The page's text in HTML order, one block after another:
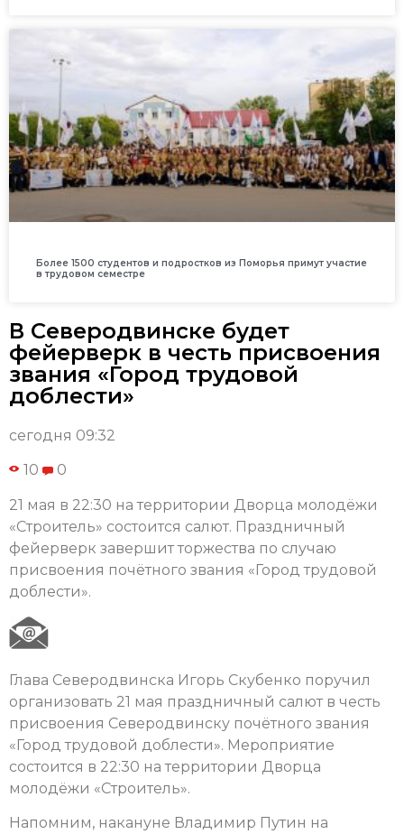
Более 1500 студентов и подростков из Поморья примут участие
в трудовом семестре
В Северодвинске будет
фейерверк в честь присвоения
звания «Город трудовой
доблести»
сегодня 09:32
10 0
21 мая в 22:30 на территории Дворца молодёжи
«Строитель» состоится салют. Праздничный
фейерверк завершит торжества по случаю
присвоения почётного звания «Город трудовой
доблести».
Глава Северодвинска Игорь Скубенко поручил
организовать 21 мая праздничный салют в честь
присвоения Северодвинску почётного звания
«Город трудовой доблести». Мероприятие
состоится в 22:30 на территории Дворца
молодёжи «Строитель».
Напомним, накануне Владимир Путин на